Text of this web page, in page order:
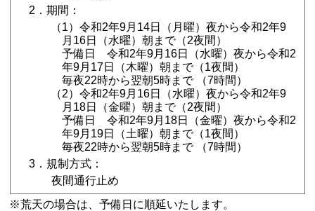
2．期間：
（1）令和2年9月14日（月曜）夜から令和2年9
月16日（水曜）朝まで（2夜間）
予備日 令和2年9月16日（水曜）夜から令和2
年9月17日（木曜）朝まで（1夜間）
毎夜22時から翌朝5時まで （7時間）
（2）令和2年9月16日（水曜）夜から令和2年9
月18日（金曜）朝まで（2夜間）
予備日 令和2年9月18日（金曜）夜から令和2
年9月19日（土曜）朝まで（1夜間）
毎夜22時から翌朝5時まで （7時間）
3．規制方式：
夜間通行止め
※荒天の場合は、予備日に順延いたします。